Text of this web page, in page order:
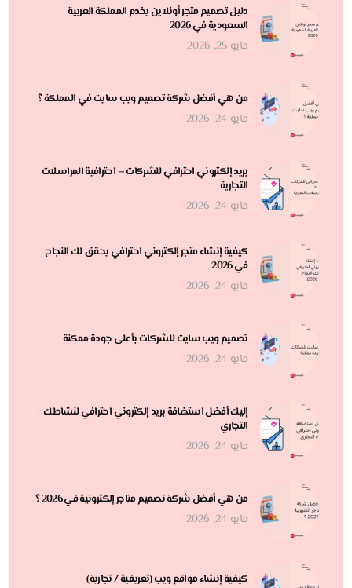
دليل تصميم متجر أونلاين يخدم المملكة العربية
السعودية في 2026
مايو 25, 2026
من هي أفضل شركة تصميم ويب سايت في المملكة ؟
مايو 24, 2026
بريد إلكتروني احترافي للشركات = احترافية المراسلات
التجارية
مايو 24, 2026
كيفية إنشاء متجر إلكتروني احترافي يحقق لك النجاح
في 2026
مايو 24, 2026
تصميم ويب سايت للشركات بأعلى جودة ممكنة
مايو 24, 2026
إليك أفضل استضافة بريد إلكتروني احترافي لنشاطك
التجاري
مايو 24, 2026
من هي أفضل شركة تصميم متاجر إلكترونية في 2026 ؟
مايو 24, 2026
كيفية إنشاء مواقع ويب (تعريفية / تجارية)